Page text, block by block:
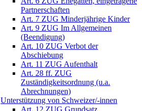
Partnerschaften
Art. 7 ZUG Minderjährige Kinder
Art. 9 ZUG Im Allgemeinen
(Beendigung)
Art. 10 ZUG Verbot der
Abschiebung
Art. 11 ZUG Aufenthalt
Art. 28 ff. ZUG
Zuständigkeitsordnung (u.a.
Abrechnungen)
Unterstützung von Schweizer/-innen
Art. 12 ZUG Grundsatz